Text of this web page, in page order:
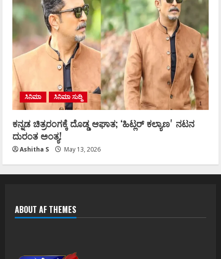
ಸಿನಿಮಾ ಸಿನಿಮಾ ಸುದ್ದಿ
ಕನ್ನಡ ಚಿತ್ರರಂಗಕ್ಕೆ ದೊಡ್ಡ ಆಘಾತ; ʻಹಿಟ್ಲರ್ ಕಲ್ಯಾಣʼ ನಟನ
ದುರಂತ ಅಂತ್ಯ!
Ashitha S May 13, 2026
ABOUT AF THEMES